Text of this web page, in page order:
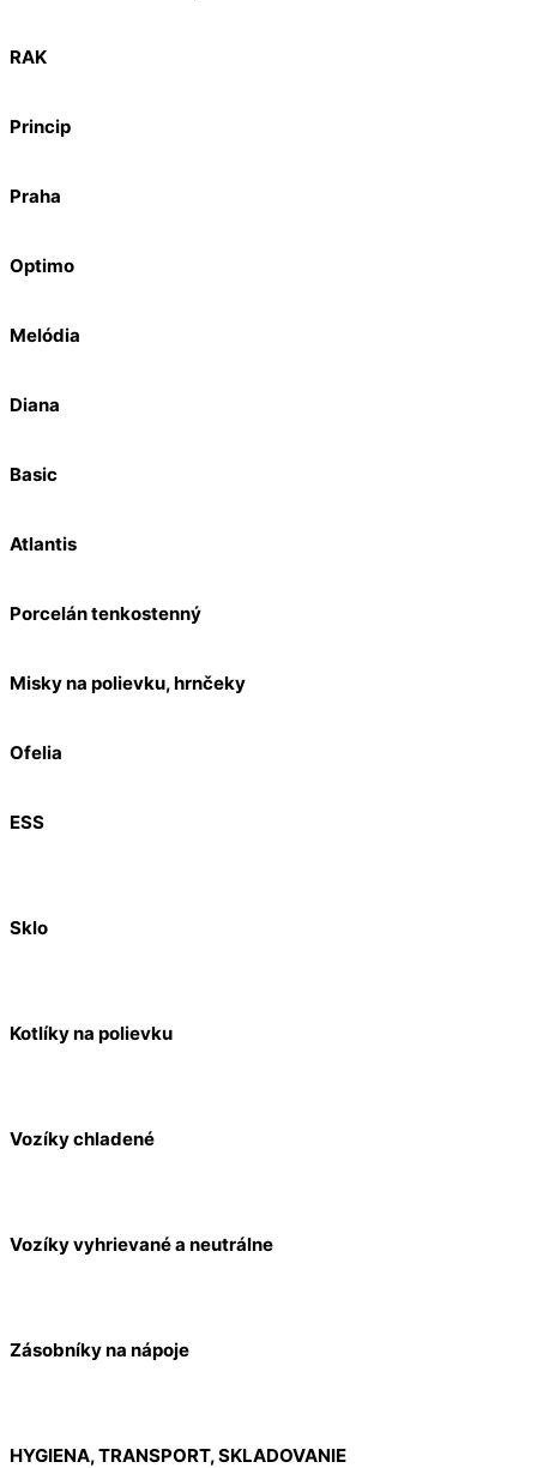
RAK
Princip
Praha
Optimo
Melódia
Diana
Basic
Atlantis
Porcelán tenkostenný
Misky na polievku, hrnčeky
Ofelia
ESS
Sklo
Kotlíky na polievku
Vozíky chladené
Vozíky vyhrievané a neutrálne
Zásobníky na nápoje
HYGIENA, TRANSPORT, SKLADOVANIE